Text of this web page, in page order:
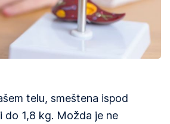
telu, smeštena ispod
do 1,8 kg. Možda je ne